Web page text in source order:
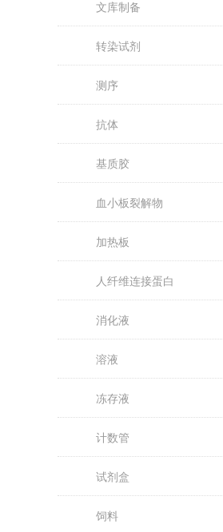
文库制备
转染试剂
测序
抗体
基质胶
血小板裂解物
加热板
人纤维连接蛋白
消化液
溶液
冻存液
计数管
试剂盒
饲料